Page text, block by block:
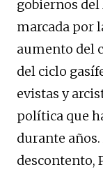
gobiernos del
marcada por
aumento del
del ciclo
evistas y
política que
durante
descontento,